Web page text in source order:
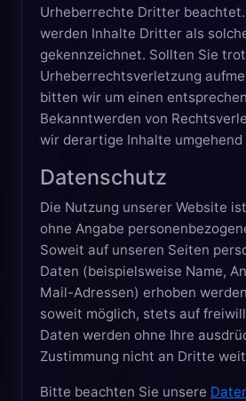
Urheberrechte Dritter
werden Inhalte Dritter als
gekennzeichnet. Sollten Sie
Urheberrechtsverletzung
bitten wir um einen
Bekanntwerden von
wir derartige Inhalte umgehend
Datenschutz
Die Nutzung unserer Website
ohne Angabe
Soweit auf unseren Seiten
Daten (beispielsweise Name,
Mail-Adressen) erhoben
soweit möglich, stets auf
Daten werden ohne Ihre
Zustimmung nicht an Dritte
Bitte beachten Sie unsere